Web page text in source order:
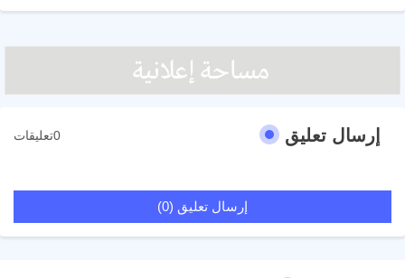
إرسال تعليق 0تعليقات
إرسال تعليق (0)